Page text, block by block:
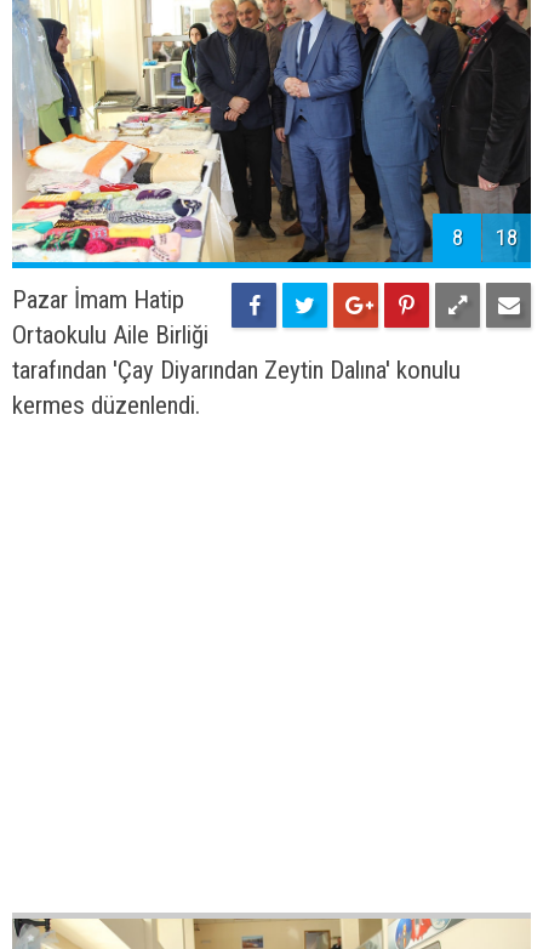
8 18
Pazar İmam Hatip
Ortaokulu Aile Birliği
tarafından 'Çay Diyarından Zeytin Dalına' konulu
kermes düzenlendi.